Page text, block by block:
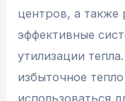
центров, а также
эффективные
утилизации
избыточное
использоваться